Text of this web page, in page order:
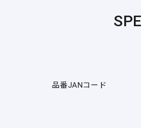
品番JANコード